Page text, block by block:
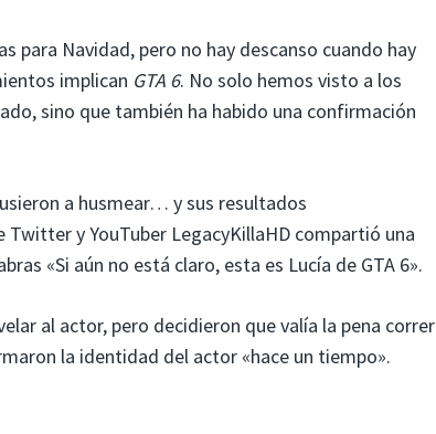
para Navidad, pero no hay descanso cuando hay
implican GTA 6. No solo hemos visto a los
sino que también ha habido una confirmación
a husmear… y sus resultados
y YouTuber LegacyKillaHD compartió una
«Si aún no está claro, esta es Lucía de GTA 6».
al actor, pero decidieron que valía la pena correr
la identidad del actor «hace un tiempo».